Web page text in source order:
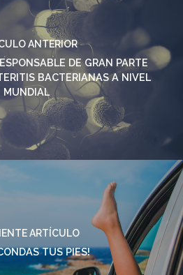
ANTERIOR
DE GRAN PARTE
BACTERIANAS A NIVEL
MUNDIAL
ARTÍCULO
TUS PIES!